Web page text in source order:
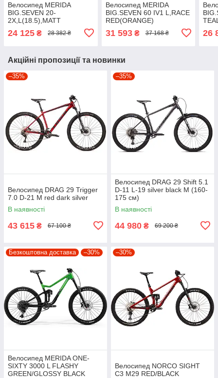
Велосипед MERIDA
BIG.SEVEN 20-
2X,L(18.5),MATT
24 125 ₴ 28 382 ₴
Велосипед MERIDA
BIG.SEVEN 60 IV1 L,RACE
RED(ORANGE)
31 593₴ 37 168 ₴ 26
Акційні пропозиції та новинки
–35%
Велосипед DRAG 29 Trigger
7.0 D-21 M red dark silver
В наявності
43 615 ₴ 67 100 ₴
–35%
Велосипед DRAG 29 Shift 5.1
D-11 L-19 silver black M (160-
175 см)
В наявності
44 980 ₴ 69 200 ₴
Безкоштовна доставка –30%
Велосипед MERIDA ONE-
SIXTY 3000 L FLASHY
GREEN/GLOSSY BLACK
–30%
Велосипед NORCO SIGHT
C3 M29 RED/BLACK